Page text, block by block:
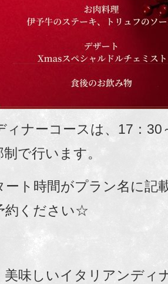
ィナーコースは、17：30
で行います。
ート時間がプラン名に記
約ください☆
美味しいイタリアンディ